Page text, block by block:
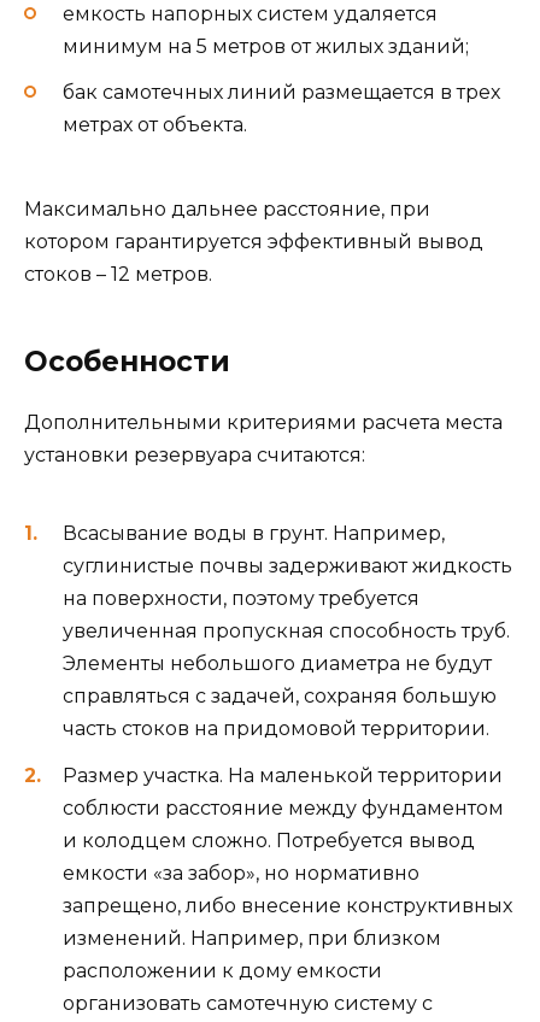
емкость напорных систем удаляется
минимум на 5 метров от жилых зданий;
бак самотечных линий размещается в трех
метрах от объекта.
Максимально дальнее расстояние, при
котором гарантируется эффективный вывод
стоков – 12 метров.
Особенности
Дополнительными критериями расчета места
установки резервуара считаются:
Всасывание воды в грунт. Например,
суглинистые почвы задерживают жидкость
на поверхности, поэтому требуется
увеличенная пропускная способность труб.
Элементы небольшого диаметра не будут
справляться с задачей, сохраняя большую
часть стоков на придомовой территории.
Размер участка. На маленькой территории
соблюсти расстояние между фундаментом
и колодцем сложно. Потребуется вывод
емкости «за забор», но нормативно
запрещено, либо внесение конструктивных
изменений. Например, при близком
расположении к дому емкости
организовать самотечную систему с